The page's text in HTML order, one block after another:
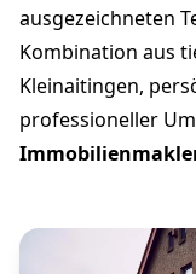
ausgezeichneten
Kombination aus
Kleinaitingen,
professioneller